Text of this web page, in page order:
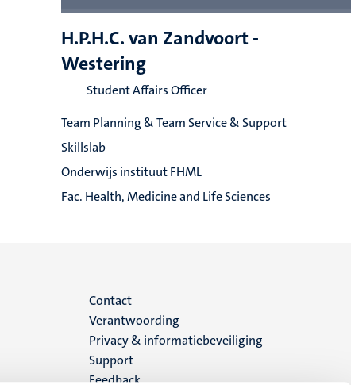
H.P.H.C. van Zandvoort -
Westering
Student Affairs Officer
Team Planning & Team Service & Support
Skillslab
Onderwijs instituut FHML
Fac. Health, Medicine and Life Sciences
Menu
footer
(NL)
Contact
Verantwoording
Privacy & informatiebeveiliging
Support
Feedback